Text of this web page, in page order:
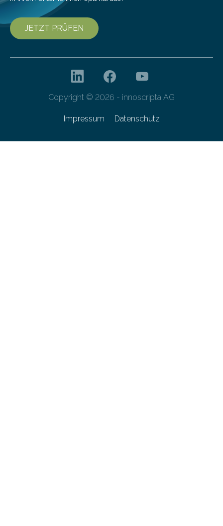
JETZT PRÜFEN
Copyright © 2026 - innoscripta AG
Impressum Datenschutz